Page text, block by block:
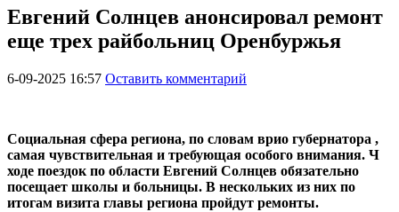
Евгений Солнцев анонсировал ремонт
еще трех райбольниц Оренбуржья
6-09-2025 16:57 Оставить комментарий
Социальная сфера региона, по словам врио губернатора ,
самая чувствительная и требующая особого внимания. Ч
ходе поездок по области Евгений Солнцев обязательно
посещает школы и больницы. В нескольких из них по
итогам визита главы региона пройдут ремонты.